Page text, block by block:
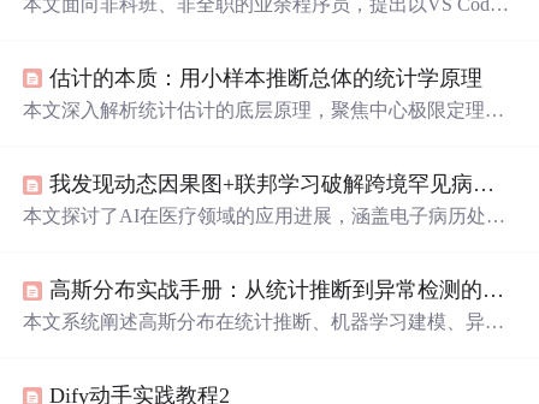
操案例，详解Python+pandas+matplotlib本地自动化流程，
并覆盖Excel读取、图表渲染、HTML编码、命令行调试等
估计的本质：用小样本推断总体的统计学原理
本文深入解析统计估计的底层原理，聚焦中心极限定理
数、68-95-99.7法则的工程意义；强调标准误、无偏性、抽
样分布等关键概念，并指出常见误区如置信区间语义混
我发现动态因果图+联邦学习破解跨境罕见病早筛
本文探讨了AI在医疗领域的应用进展，涵盖电子病历处
漏洞等问题，揭示了AI医生在实际落地中的潜力与风险。
高斯分布实战手册：从统计推断到异常检测的工程指南
本文系统阐述高斯分布在统计推断、机器学习建模、异常
（如小样本硬套z检验、非正态数据盲目标准化），并给出
Dify动手实践教程2